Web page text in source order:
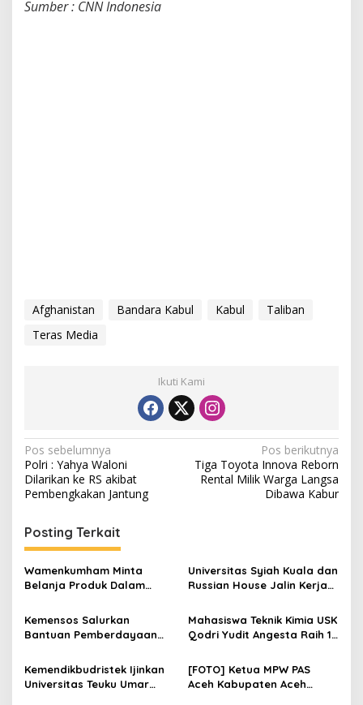
Sumber : CNN Indonesia
Afghanistan Bandara Kabul Kabul
Taliban
Teras Media
Ikuti Kami
N
a
v
i
g
a
s
i
p
s
Pos sebelumnya
Polri : Yahya Waloni
Dilarikan ke RS akibat
Pembengkakan Jantung
Pos berikutnya
Tiga Toyota Innova Reborn
Rental Milik Warga Langsa
Dibawa Kabur
Posting Terkait
Wamenkumham Minta
Belanja Produk Dalam
Digelorakan
Universitas Syiah Kuala dan
Russian House Jalin Kerja
Kemensos Salurkan
Bantuan Pemberdayaan
Manggarai Timur
Mahasiswa Teknik Kimia USK
Qodri Yudit Angesta Raih 17
Internasional
Kemendikbudristek Ijinkan
Universitas Teuku Umar
[FOTO] Ketua MPW PAS
Aceh Kabupaten Aceh